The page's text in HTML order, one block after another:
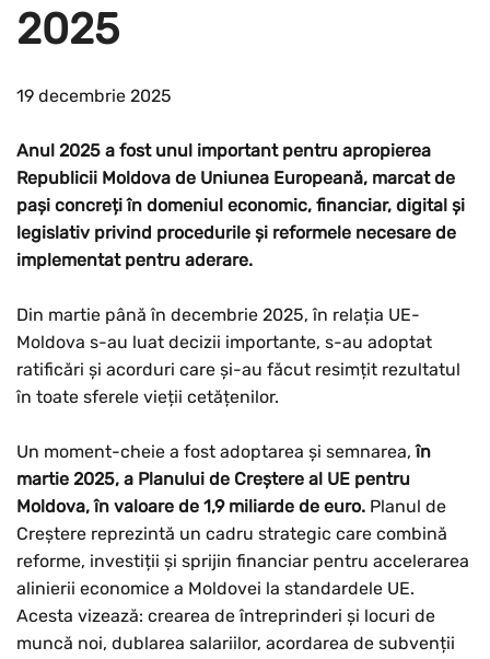
2025
19 decembrie 2025
Anul 2025 a fost unul important pentru apropierea
Republicii Moldova de Uniunea Europeană, marcat de
pași concreți în domeniul economic, financiar, digital și
legislativ privind procedurile și reformele necesare de
implementat pentru aderare.
Din martie până în decembrie 2025, în relația UE-
Moldova s-au luat decizii importante, s-au adoptat
ratificări și acorduri care și-au făcut resimțit rezultatul
în toate sferele vieții cetățenilor.
Un moment-cheie a fost adoptarea și semnarea,în
martie 2025, a Planului de Creștere al UE pentru
Moldova, în valoare de 1,9 miliarde de euro. Planul de
Creștere reprezintă un cadru strategic care combină
reforme, investiții și sprijin financiar pentru accelerarea
alinierii economice a Moldovei la standardele UE.
Acesta vizează: crearea de întreprinderi și locuri de
muncă noi, dublarea salariilor, acordarea de subvenții